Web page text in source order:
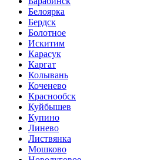
Белоярка
Бердск
Болотное
Искитим
Карасук
Каргат
Колывань
Коченево
Краснообск
Куйбышев
Купино
Линево
Листвянка
Мошково